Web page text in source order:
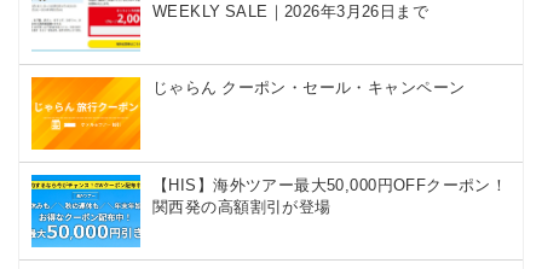
WEEKLY SALE｜2026年3月26日まで
じゃらん クーポン・セール・キャンペーン
【HIS】海外ツアー最大50,000円OFFクーポン！
関西発の高額割引が登場